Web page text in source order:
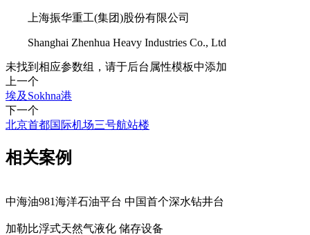
上海振华重工(集团)股份有限公司
Shanghai Zhenhua Heavy Industries Co., Ltd
未找到相应参数组，请于后台属性模板中添加
上一个
埃及Sokhna港
下一个
北京首都国际机场三号航站楼
相关案例
中海油981海洋石油平台 中国首个深水钻井台
加勒比浮式天然气液化 储存设备